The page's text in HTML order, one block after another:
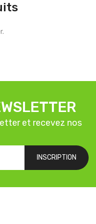
et recevez nos
INSCRIPTION